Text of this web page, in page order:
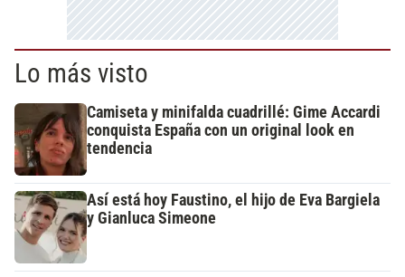
Lo más visto
Camiseta y minifalda cuadrillé: Gime Accardi
conquista España con un original look en
tendencia
Así está hoy Faustino, el hijo de Eva Bargiela
y Gianluca Simeone